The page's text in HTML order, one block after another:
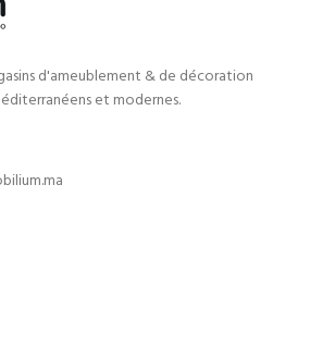
d'ameublement & de décoration
et modernes.